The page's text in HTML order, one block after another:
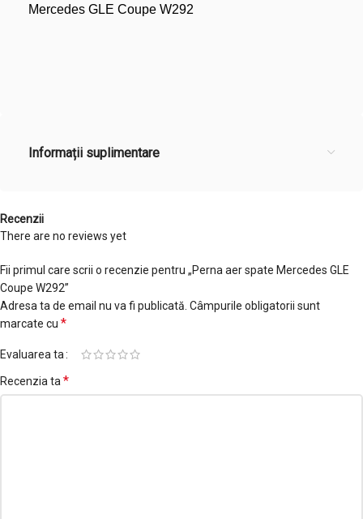
Mercedes GLE Coupe W292
Informații suplimentare
Recenzii
There are no reviews yet
Fii primul care scrii o recenzie pentru „Perna aer spate Mercedes GLE
Coupe W292”
Adresa ta de email nu va fi publicată. Câmpurile obligatorii sunt
marcate cu *
Evaluarea ta
Recenzia ta*